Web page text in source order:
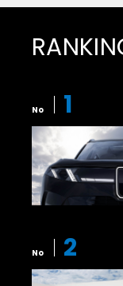
No 1
No 2